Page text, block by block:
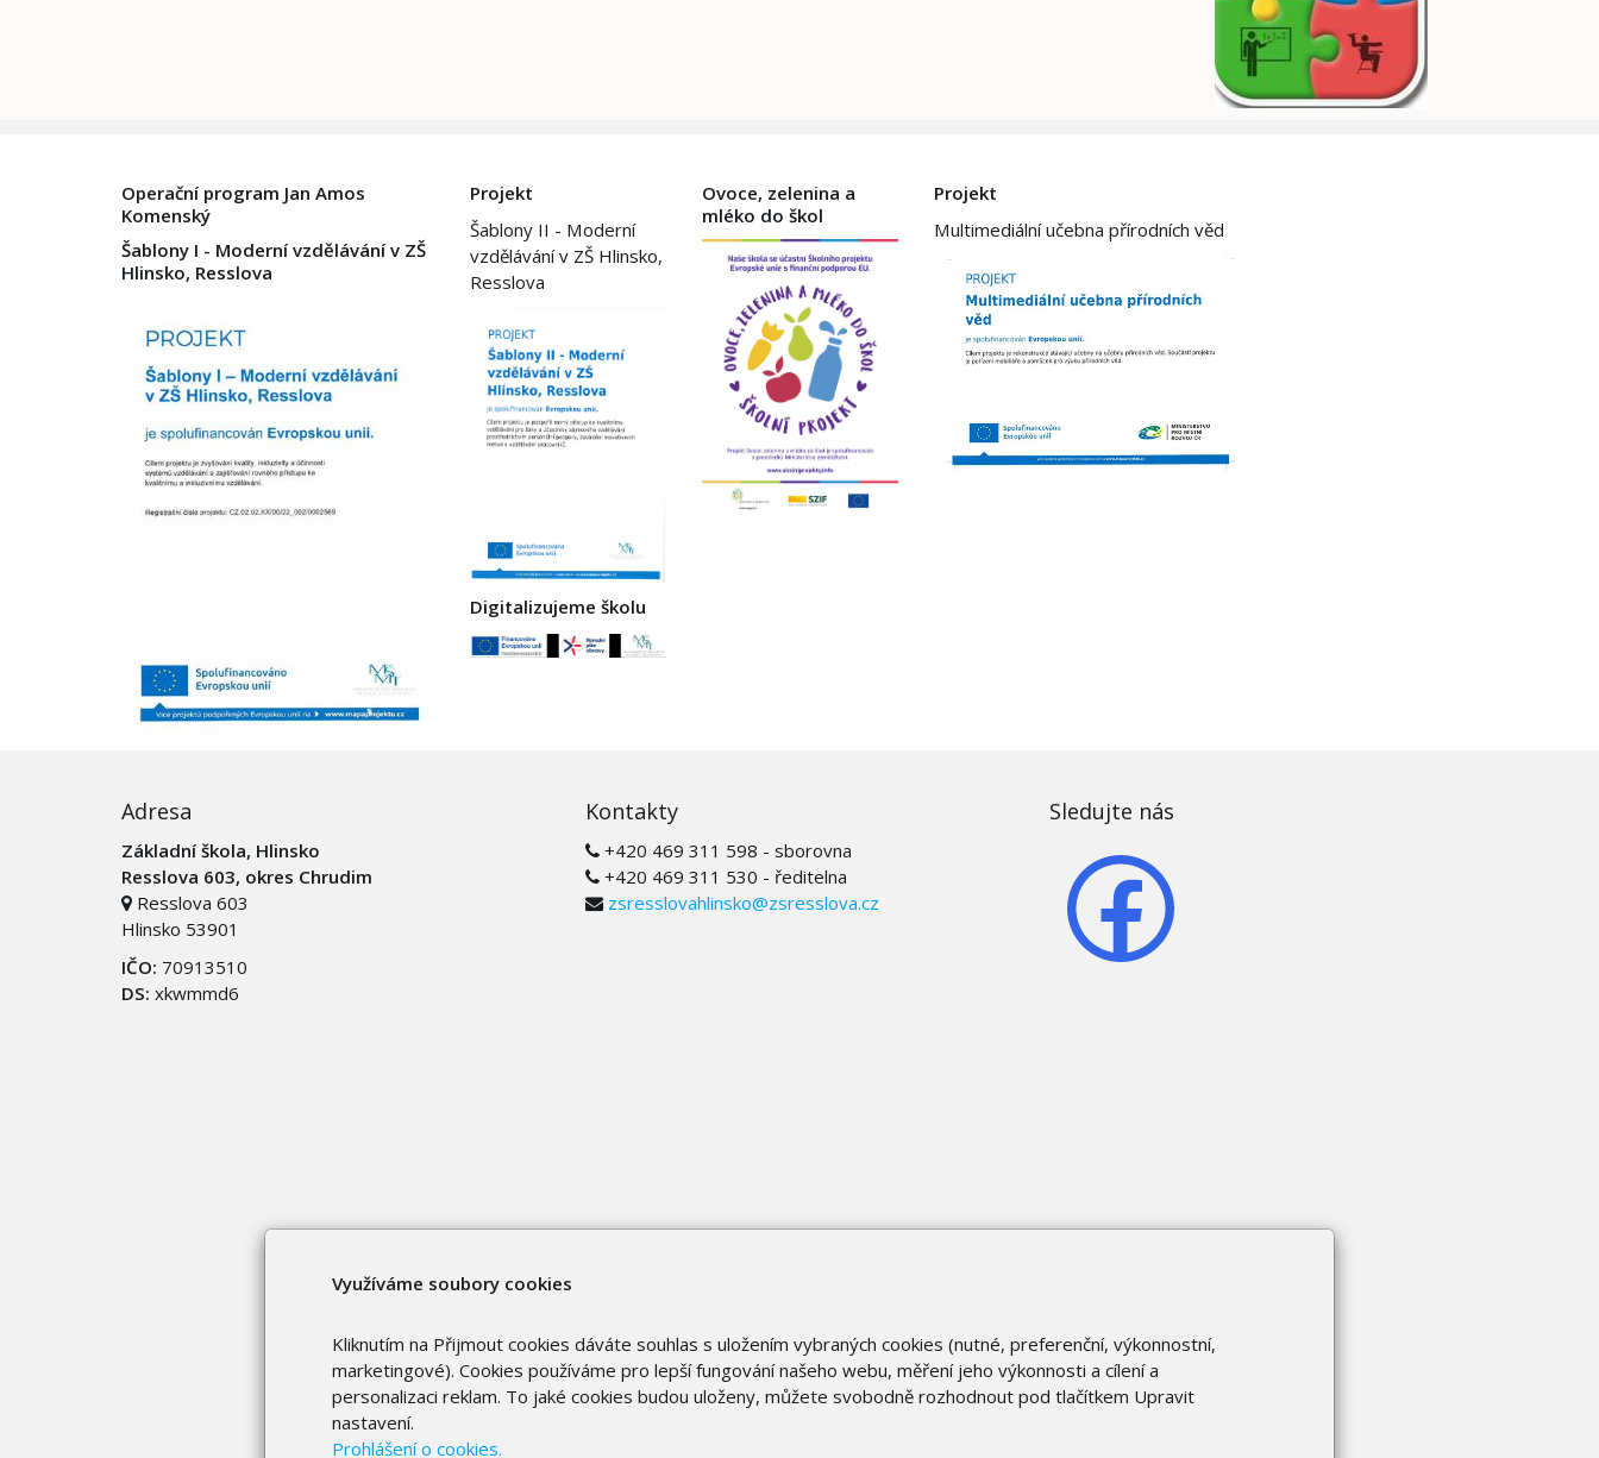
Operační program Jan Amos
Komenský
Šablony I - Moderní vzdělávání v ZŠ
Hlinsko, Resslova
Projekt
Šablony II - Moderní
vzdělávání v ZŠ Hlinsko,
Resslova
Digitalizujeme školu
Ovoce, zelenina a
mléko do škol
Projekt
Multimediální učebna přírodních věd
Adresa
Základní škola, Hlinsko
Resslova 603, okres Chrudim
Resslova 603
Hlinsko 53901
IČO: 70913510
DS: xkwmmd6
Kontakty
+420 469 311 598 - sborovna
+420 469 311 530 - ředitelna
zsresslovahlinsko@zsresslova.cz
Sledujte nás
Využíváme soubory cookies
Kliknutím na Přijmout cookies dáváte souhlas s uložením vybraných cookies (nutné, preferenční, výkonnostní,
marketingové). Cookies používáme pro lepší fungování našeho webu, měření jeho výkonnosti a cílení a
personalizaci reklam. To jaké cookies budou uloženy, můžete svobodně rozhodnout pod tlačítkem Upravit
nastavení.
Prohlášení o cookies.